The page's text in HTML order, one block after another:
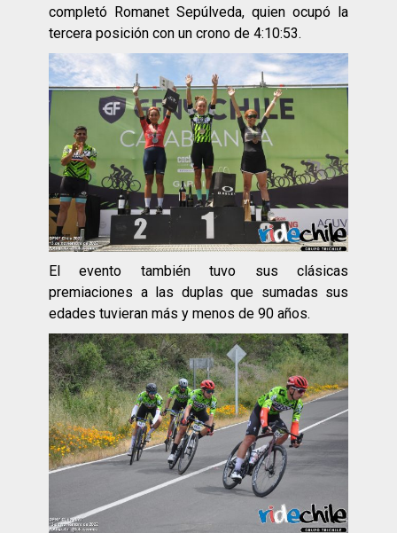
completó Romanet Sepúlveda, quien ocupó la
tercera posición con un crono de 4:10:53.
El evento también tuvo sus clásicas
premiaciones a las duplas que sumadas sus
edades tuvieran más y menos de 90 años.